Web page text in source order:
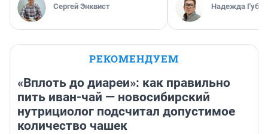
Сергей Энквист Надежда
РЕКОМЕНДУЕМ
«Вплоть до диареи»: как правильно
пить иван-чай — новосибирский
нутрициолог подсчитал допустимое
количество чашек